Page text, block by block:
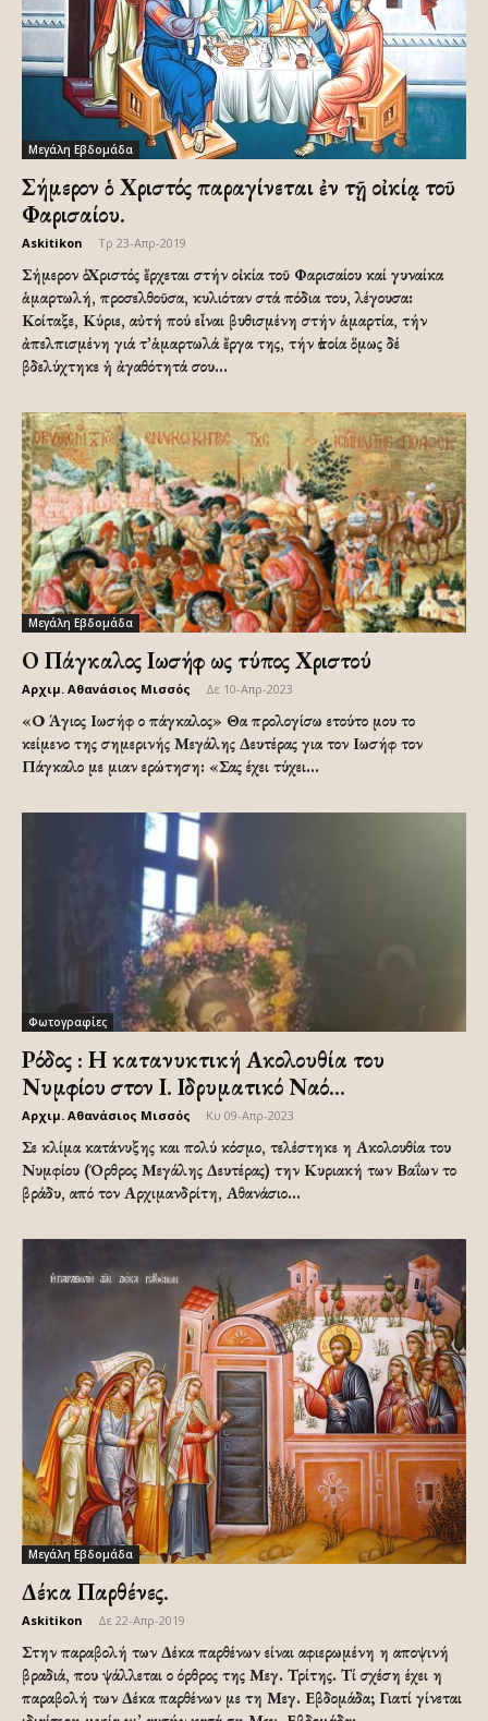
Μεγάλη Εβδομάδα
Σήμερον ὁ Χριστός παραγίνεται ἐν τῇ οἰκίᾳ τοῦ
Φαρισαίου.
Askitikon Τρ 23-Απρ-2019
Σήμερον ὁ Χριστός ἔρχεται στήν οἰκία τοῦ Φαρισαίου καί γυναίκα
ἁμαρτωλή, προσελθοῦσα, κυλιόταν στά πόδια του, λέγουσα:
Κοίταξε, Κύριε, αὐτή πού εἶναι βυθισμένη στήν ἁμαρτία, τήν
ἀπελπισμένη γιά τ᾽ἁμαρτωλά ἔργα της, τήν ὁποία ὅμως δέ
βδελύχτηκε ἡ ἀγαθότητά σου...
Μεγάλη Εβδομάδα
Ο Πάγκαλος Ιωσήφ ως τύπος Χριστού
Αρχιμ. Αθανάσιος Μισσός Δε 10-Απρ-2023
«Ο Άγιος Ιωσήφ ο πάγκαλος» Θα προλογίσω ετούτο μου το
κείμενο της σημερινής Μεγάλης Δευτέρας για τον Ιωσήφ τον
Πάγκαλο με μιαν ερώτηση: «Σας έχει τύχει...
Φωτογραφίες
Ρόδος : Η κατανυκτική Ακολουθία του
Νυμφίου στον Ι. Ιδρυματικό Ναό...
Αρχιμ. Αθανάσιος Μισσός Κυ 09-Απρ-2023
Σε κλίμα κατάνυξης και πολύ κόσμο, τελέστηκε η Ακολουθία του
Νυμφίου (Όρθρος Μεγάλης Δευτέρας) την Κυριακή των Βαΐων το
βράδυ, από τον Αρχιμανδρίτη, Αθανάσιο...
Μεγάλη Εβδομάδα
Δέκα Παρθένες.
Askitikon Δε 22-Απρ-2019
Στην παραβολή των Δέκα παρθένων είναι αφιερωμένη η αποψινή
βραδιά, που ψάλλεται ο όρθρος της Μεγ. Τρίτης. Τί σχέση έχει η
παραβολή των Δέκα παρθένων με τη Μεγ. Εβδομάδα; Γιατί γίνεται